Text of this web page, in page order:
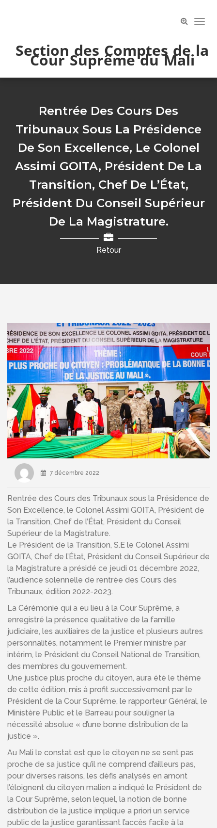
Section des Comptes de la
Cour Suprême du Mali
Rentrée Des Cours Des
Tribunaux Sous La Présidence
De Son Excellence, Le Colonel
Assimi GOITA, Président De La
Transition, Chef De L’État,
Président Du Conseil Supérieur
De La Magistrature.
Retour
7 décembre 2022
Rentrée des Cours des Tribunaux sous la Présidence de
Son Excellence, le Colonel Assimi GOITA, Président de
la Transition, Chef de l’État, Président du Conseil
Supérieur de la Magistrature.
Le Président de la Transition, S.E le Colonel Assimi
GOITA, Chef de l’État, Président du Conseil Supérieur de
la Magistrature a présidé ce jeudi 01 décembre 2022,
l’audience solennelle de rentrée des Cours des
Tribunaux, édition 2022-2023.
La Cérémonie qui a eu lieu à la Cour Suprême, a
enregistré la présence qualitative de la famille
judiciaire, les auxiliaires de la justice et plusieurs autres
personnalités, notamment le Premier ministre par
intérim, le Président du Conseil National de Transition,
des membres du gouvernement.
Une justice plus proche du citoyen, aura été le thème
de cette édition, mis à profit successivement par le
Président de la Cour Suprême, le rapporteur Général, le
Ministère Public et le Barreau pour souligner la
nécessité absolue « d’une bonne distribution de la
justice ».
Au Mali le constat est que le citoyen ne se sent pas
proche de sa justice qu’il ne comprend d’ailleurs pas,
pour diverses raisons, les défis analysés en amont
l’éloignent du citoyen malien a indiqué le Président de
la Cour Suprême, selon lequel, la notion de bonne
distribution de la justice implique a priori un service
public de la justice garantissant l’accès facile à la